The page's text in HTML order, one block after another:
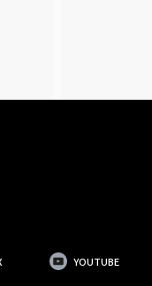
YOUTUBE